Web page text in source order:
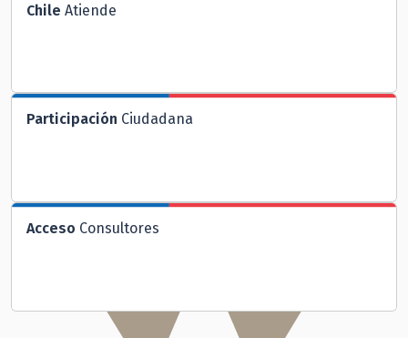
Chile Atiende
Participación Ciudadana
Acceso Consultores